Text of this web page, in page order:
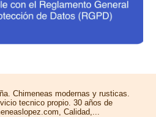
Chimeneas modernas y rusticas.
tecnico propio. 30 años de
Calidad,...